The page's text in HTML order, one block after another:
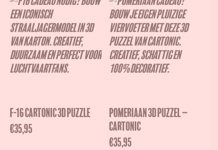
F-16 Cartonic 3D Puzzle
€35,95
Pomeriaan 3D Puzzel –
Cartonic
€35,95